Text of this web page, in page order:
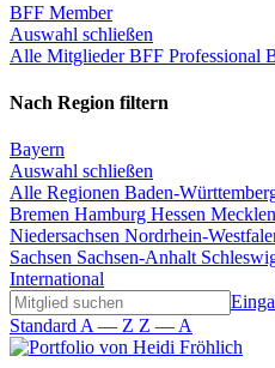
BFF Member
Auswahl schließen
Alle MitgliederBFF Professional
Nach Region filtern
Bayern
Auswahl schließen
Alle Regionen Baden-
Bremen Hamburg Hessen
Niedersachsen Nordrhein-
Sachsen Sachsen-Anhalt
International
Standard A — Z Z — A